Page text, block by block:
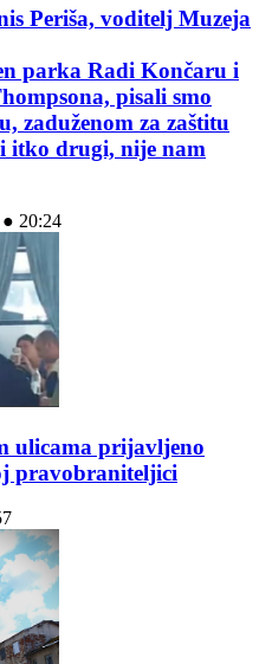
Periša, voditelj Muzeja
parka Radi Končaru i
pisali smo
zaduženom za zaštitu
itko drugi, nije nam
20:24
ulicama prijavljeno
pravobraniteljici